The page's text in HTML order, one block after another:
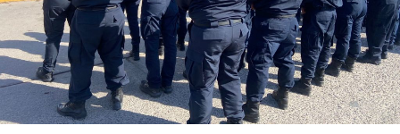
dijo Alonso.
También lee:Gallardo arranca operativo de seguridad para
Fenapo 2026